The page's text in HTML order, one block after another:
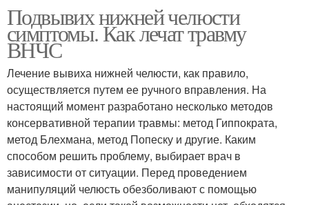
Подвывих нижней челюсти
симптомы. Как лечат травму
ВНЧС
Лечение вывиха нижней челюсти, как правило,
осуществляется путем ее ручного вправления. На
настоящий момент разработано несколько методов
консервативной терапии травмы: метод Гиппократа,
метод Блехмана, метод Попеску и другие. Каким
способом решить проблему, выбирает врач в
зависимости от ситуации. Перед проведением
манипуляций челюсть обезболивают с помощью